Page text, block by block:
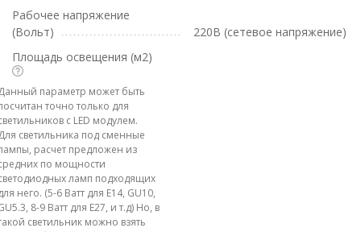
Рабочее напряжение
(Вольт)
220В (сетевое напряжение)
Площадь освещения (м2)
параметр может быть
точно только для
с LED модулем.
светильника под сменные
расчет предложен из
по мощности
ламп подходящих
него. (5-6 Ватт для E14, GU10,
8-9 Ватт для E27, и т.д) Но, в
светильник можно взять